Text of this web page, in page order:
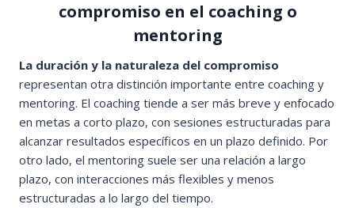
compromiso en el coaching o
mentoring
La duración y la naturaleza del compromiso
representan otra distinción importante entre coaching y
mentoring. El coaching tiende a ser más breve y enfocado
en metas a corto plazo, con sesiones estructuradas para
alcanzar resultados específicos en un plazo definido. Por
otro lado, el mentoring suele ser una relación a largo
plazo, con interacciones más flexibles y menos
estructuradas a lo largo del tiempo.